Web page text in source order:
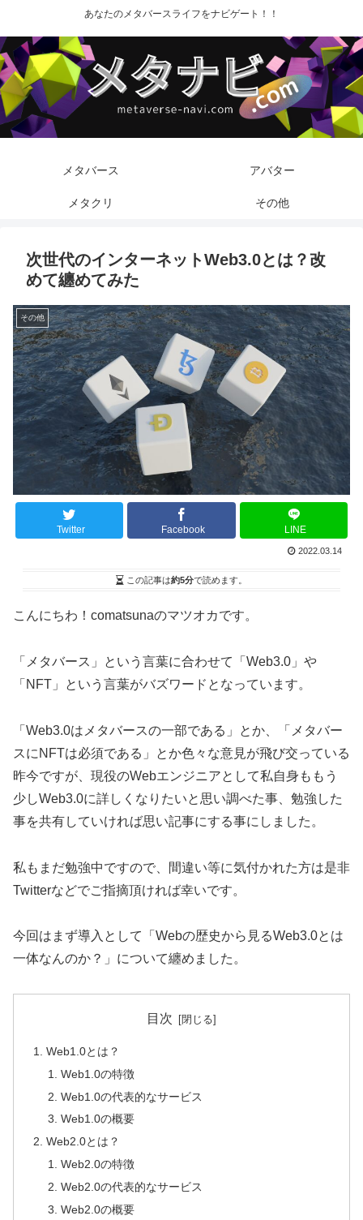
あなたのメタバースライフをナビゲート！！
メタバース アバター
メタクリ その他
次世代のインターネットWeb3.0とは？改
めて纏めてみた
その他
Twitter Facebook LINE
2022.03.14
この記事は約5分で読めます。
こんにちわ！comatsunaのマツオカです。
「メタバース」という言葉に合わせて「Web3.0」や
「NFT」という言葉がバズワードとなっています。
「Web3.0はメタバースの一部である」とか、「メタバー
スにNFTは必須である」とか色々な意見が飛び交っている
昨今ですが、現役のWebエンジニアとして私自身ももう
少しWeb3.0に詳しくなりたいと思い調べた事、勉強した
事を共有していければ思い記事にする事にしました。
私もまだ勉強中ですので、間違い等に気付かれた方は是非
Twitterなどでご指摘頂ければ幸いです。
今回はまず導入として「Webの歴史から見るWeb3.0とは
一体なんのか？」について纏めました。
目次
Web1.0とは？
Web1.0の特徴
Web1.0の代表的なサービス
Web1.0の概要
Web2.0とは？
Web2.0の特徴
Web2.0の代表的なサービス
Web2.0の概要